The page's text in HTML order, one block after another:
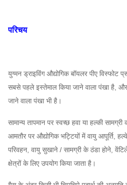
परिचय
युग्मन ड्राइविंग औद्योगिक बॉयलर पीए
सबसे पहले इस्तेमाल किया जाने वाला पंखा है,
जाने वाला पंखा भी है।
सामान्य तापमान पर स्वच्छ हवा या हल्की
आमतौर पर औद्योगिक भट्टियों में वायु आपूर्ति,
परिवहन, वायु सुखाने / सामग्री के ठंडा होने,
क्षेत्रों के लिए उपयोग किया जाता है।